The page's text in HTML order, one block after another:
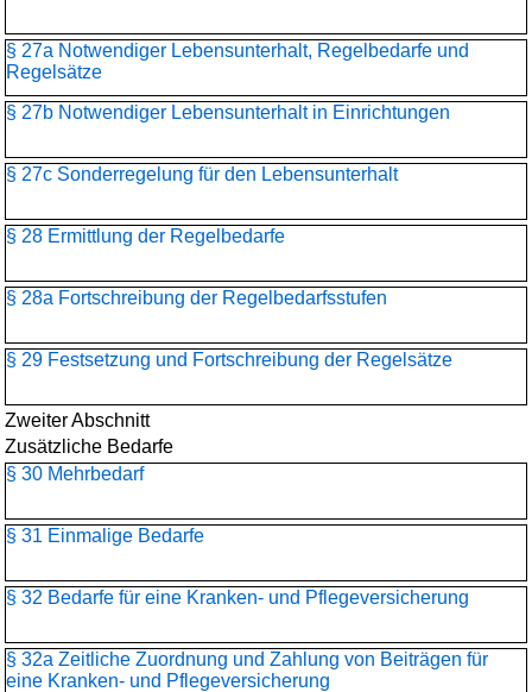
§ 27a Notwendiger Lebensunterhalt, Regelbedarfe und
Regelsätze
§ 27b Notwendiger Lebensunterhalt in Einrichtungen
§ 27c Sonderregelung für den Lebensunterhalt
§ 28 Ermittlung der Regelbedarfe
§ 28a Fortschreibung der Regelbedarfsstufen
§ 29 Festsetzung und Fortschreibung der Regelsätze
Zweiter Abschnitt
Zusätzliche Bedarfe
§ 30 Mehrbedarf
§ 31 Einmalige Bedarfe
§ 32 Bedarfe für eine Kranken- und Pflegeversicherung
§ 32a Zeitliche Zuordnung und Zahlung von Beiträgen für
eine Kranken- und Pflegeversicherung